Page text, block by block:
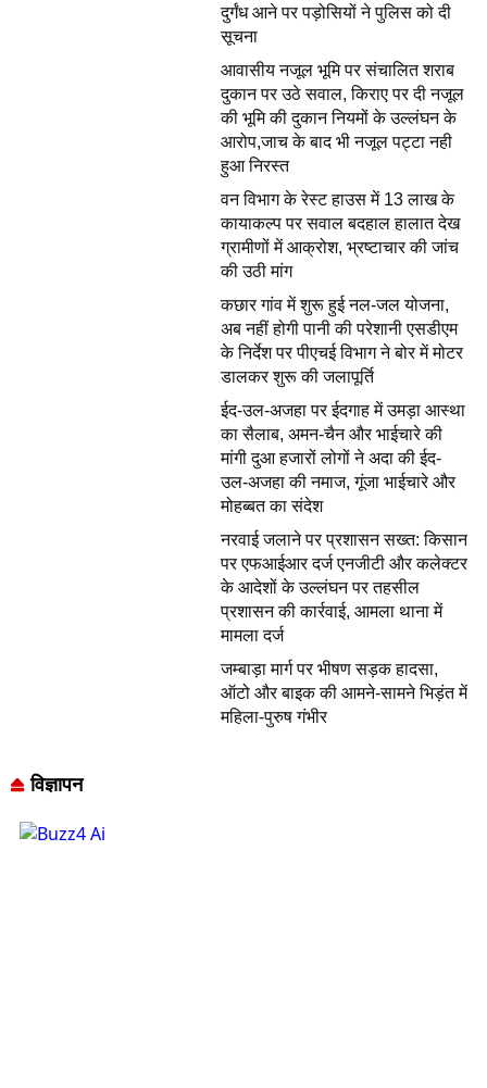
दुर्गंध आने पर पड़ोसियों ने पुलिस को दी
सूचना
आवासीय नजूल भूमि पर संचालित शराब
दुकान पर उठे सवाल, किराए पर दी नजूल
की भूमि की दुकान नियमों के उल्लंघन के
आरोप,जाच के बाद भी नजूल पट्टा नही
हुआ निरस्त
वन विभाग के रेस्ट हाउस में 13 लाख के
कायाकल्प पर सवाल बदहाल हालात देख
ग्रामीणों में आक्रोश, भ्रष्टाचार की जांच
की उठी मांग
कछार गांव में शुरू हुई नल-जल योजना,
अब नहीं होगी पानी की परेशानी एसडीएम
के निर्देश पर पीएचई विभाग ने बोर में मोटर
डालकर शुरू की जलापूर्ति
ईद-उल-अजहा पर ईदगाह में उमड़ा आस्था
का सैलाब, अमन-चैन और भाईचारे की
मांगी दुआ हजारों लोगों ने अदा की ईद-
उल-अजहा की नमाज, गूंजा भाईचारे और
मोहब्बत का संदेश
नरवाई जलाने पर प्रशासन सख्त: किसान
पर एफआईआर दर्ज एनजीटी और कलेक्टर
के आदेशों के उल्लंघन पर तहसील
प्रशासन की कार्रवाई, आमला थाना में
मामला दर्ज
जम्बाड़ा मार्ग पर भीषण सड़क हादसा,
ऑटो और बाइक की आमने-सामने भिड़ंत में
महिला-पुरुष गंभीर
विज्ञापन